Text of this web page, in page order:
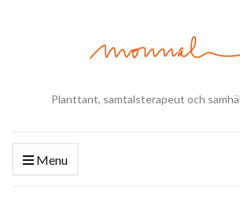
Planttant, samtalsterapeut och
Menu